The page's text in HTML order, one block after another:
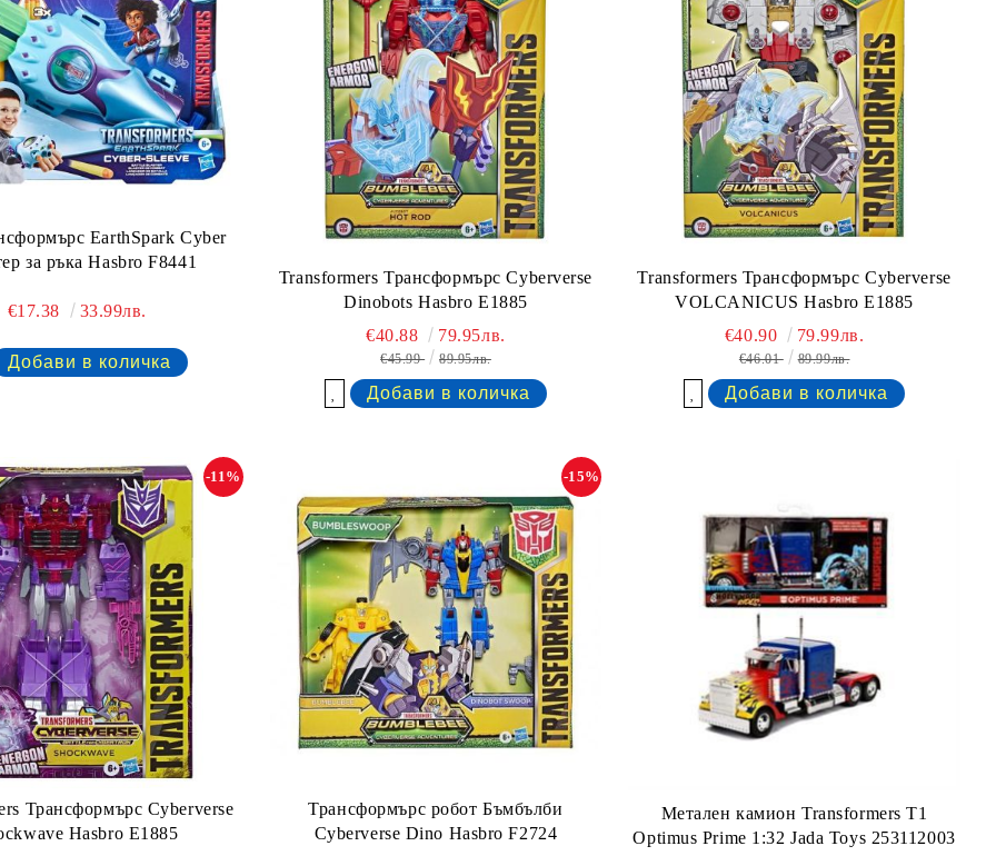
EarthSpark Cyber
за ръка Hasbro F8441
€17.38 33.99лв.
Transformers Трансформърс Cyberverse
Dinobots Hasbro E1885
€40.88 79.95лв.
€45.99 89.95лв.
Transformers Трансформърс Cyberverse
VOLCANICUS Hasbro E1885
€40.90 79.99лв.
€46.01 89.99лв.
Трансформърс Cyberverse
Hasbro E1885
-11%
Трансформърс робот Бъмбълби
Cyberverse Dino Hasbro F2724
-15%
Метален камион Transformers T1
Optimus Prime 1:32 Jada Toys 253112003